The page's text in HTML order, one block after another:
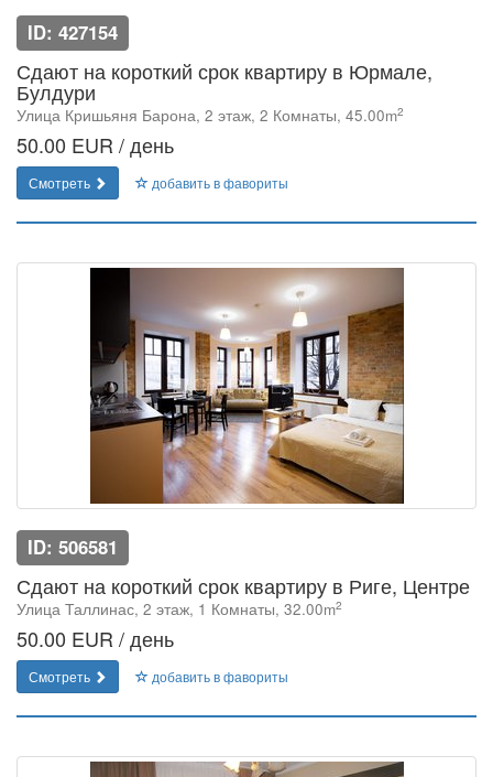
ID: 427154
Сдают на короткий срок квартиру в Юрмале,
Булдури
Улица Кришьяня Барона, 2 этаж, 2 Комнаты, 45.00m2
50.00 EUR / день
Смотреть добавить в фавориты
ID: 506581
Сдают на короткий срок квартиру в Риге, Центре
Улица Таллинас, 2 этаж, 1 Комнаты, 32.00m2
50.00 EUR / день
Смотреть добавить в фавориты